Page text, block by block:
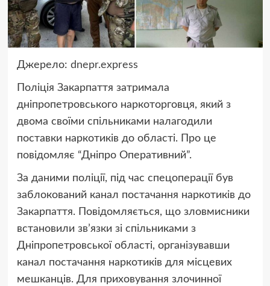
Джерело: dnepr.express
Поліція Закарпаття затримала
дніпропетровського наркоторговця, який з
двома своїми спільниками налагодили
поставки наркотиків до області. Про це
повідомляє “Дніпро Оперативний”.
За даними поліції, під час спецоперації був
заблокований канал постачання наркотиків до
Закарпаття. Повідомляється, що зловмисники
встановили зв’язки зі спільниками з
Дніпропетровської області, організувавши
канал постачання наркотиків для місцевих
мешканців. Для приховування злочинної